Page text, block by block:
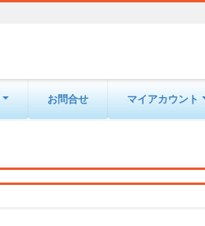
お問合せ マイアカウント